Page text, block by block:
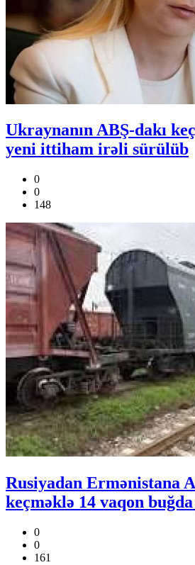
Ukraynanın ABŞ-dakı
yeni ittiham irəli sürülüb
0
0
148
Rusiyadan Ermənistana
keçməklə 14 vaqon
0
0
161